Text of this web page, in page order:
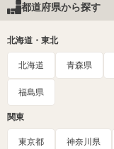
都道府県から探す
北海道・東北
北海道 青森県
福島県
関東
東京都 神奈川県